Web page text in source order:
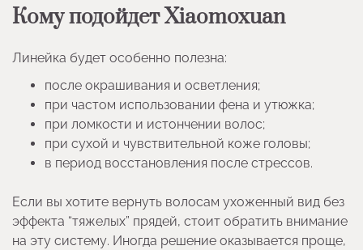
Кому подойдет Xiaomoxuan
Линейка будет особенно полезна:
после окрашивания и осветления;
при частом использовании фена и утюжка;
при ломкости и истончении волос;
при сухой и чувствительной коже головы;
в период восстановления после стрессов.
Если вы хотите вернуть волосам ухоженный вид без
эффекта “тяжелых” прядей, стоит обратить внимание
на эту систему. Иногда решение оказывается проще,